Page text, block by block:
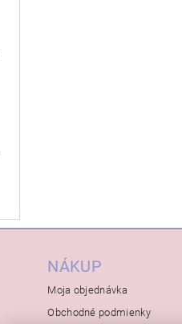
NÁKUP
Moja objednávka
Obchodné podmienky